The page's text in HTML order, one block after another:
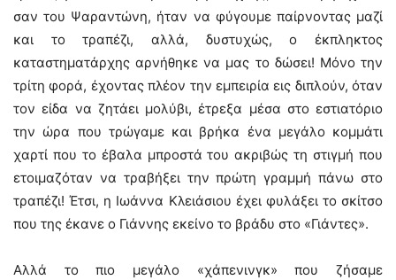
σαν του Ψαραντώνη, ήταν να φύγουμε παίρνοντας μαζί
και το τραπέζι, αλλά, δυστυχώς, ο έκπληκτος
καταστηματάρχης αρνήθηκε να μας το δώσει! Μόνο την
τρίτη φορά, έχοντας πλέον την εμπειρία εις διπλούν, όταν
τον είδα να ζητάει μολύβι, έτρεξα μέσα στο εστιατόριο
την ώρα που τρώγαμε και βρήκα ένα μεγάλο κομμάτι
χαρτί που το έβαλα μπροστά του ακριβώς τη στιγμή που
ετοιμαζόταν να τραβήξει την πρώτη γραμμή πάνω στο
τραπέζι! Έτσι, η Ιωάννα Κλειάσιου έχει φυλάξει το σκίτσο
που της έκανε ο Γιάννης εκείνο το βράδυ στο «Γιάντες».
Αλλά το πιο μεγάλο «χάπενινγκ» που ζήσαμε